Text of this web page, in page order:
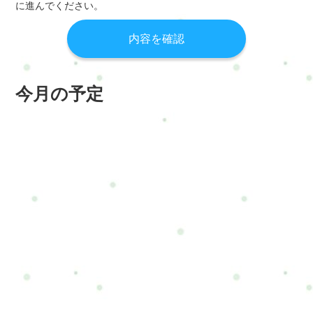
に進んでください。
今月の予定